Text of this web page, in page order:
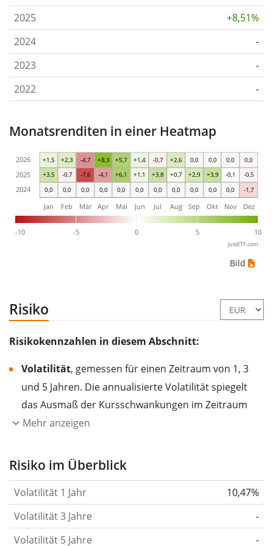
2025
+8,51%
2024
-
2023
-
2022
-
Monatsrenditen in einer Heatmap
0,0 0,0 0,0 0,0 0,0 0,0 0,0 0,0 0,0 0,0 0,0 -1,7
+3,5 -0,7 -7,6 -4,1 +6,1 +1,1 +3,8 +0,7 +2,9 +3,9 -0,1 -0,5
+1,5 +2,3 -4,7 +8,3 +5,7 +1,4 -0,7 +2,6 0,0 0,0 0,0 0,0
-10 -5 0 5 10
Jan Feb Mär Apr Mai Jun Jul Aug Sep Okt Nov Dez
2024
2025
2026
justETF.com
Bild
Risiko
Risikokennzahlen in diesem Abschnitt:
Volatilität, gemessen für einen Zeitraum von 1, 3
und 5 Jahren. Die annualisierte Volatilität spiegelt
das Ausmaß der Kursschwankungen im Zeitraum
eines Jahres wider.
Aktie, des ETF, usw.) in der Vergangenheit
gelten im Allgemeinen als risikoreicher. Wir
berechnen die Volatilität auf Basis der Daten der
letzten 1, 3 und 5 Jahre, damit du sehen kannst, ob
Mehr anzeigen
Risiko im Überblick
Volatilität 1 Jahr
10,47%
Volatilität 3 Jahre
-
Volatilität 5 Jahre
-